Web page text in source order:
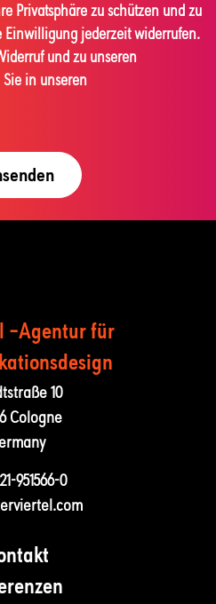
Privatsphäre zu schützen und zu
Einwilligung jederzeit widerrufen.
und zu unseren
in unseren
–Agentur für
10
Cologne
951566-0